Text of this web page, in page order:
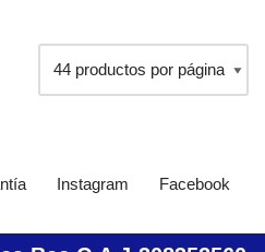
Instagram
Facebook